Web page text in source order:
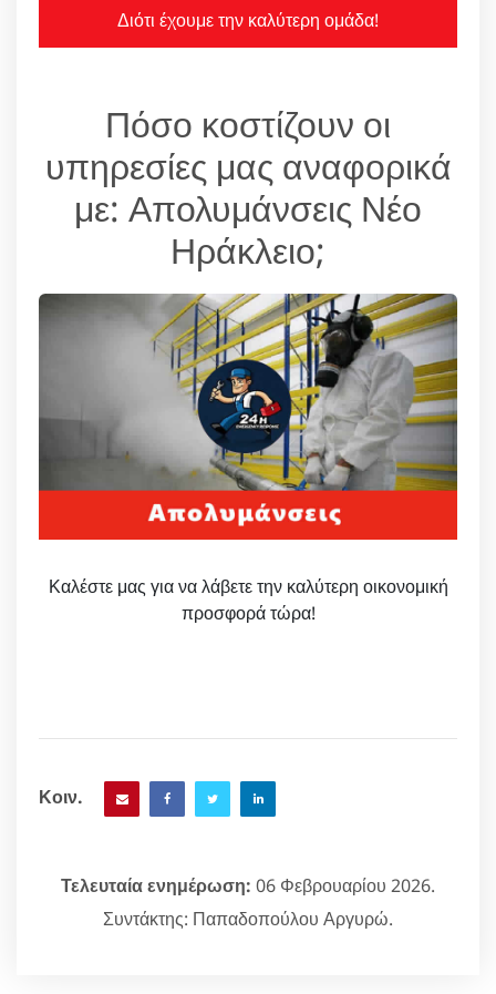
Διότι έχουμε την καλύτερη ομάδα!
Πόσο κοστίζουν οι
υπηρεσίες μας αναφορικά
με: Απολυμάνσεις Νέο
Ηράκλειο;
Καλέστε μας για να λάβετε την καλύτερη οικονομική
προσφορά τώρα!
Κοιν.
Τελευταία ενημέρωση: 06 Φεβρουαρίου 2026.
Συντάκτης: Παπαδοπούλου Αργυρώ.